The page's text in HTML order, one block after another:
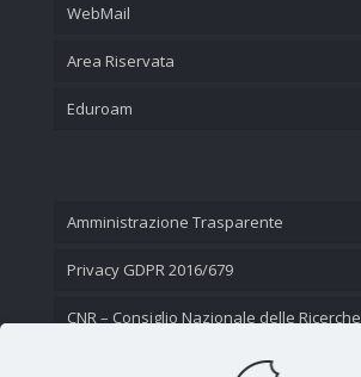
WebMail
Area Riservata
Eduroam
Amministrazione Trasparente
Privacy GDPR 2016/679
CNR – Consiglio Nazionale delle Ricerche